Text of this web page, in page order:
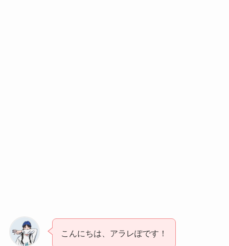
こんにちは、アラレぽです！